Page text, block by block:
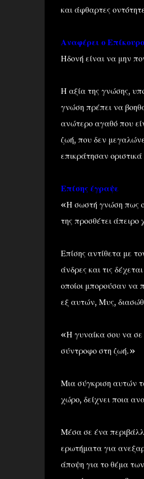
και άφθαρτες
Αναφέρει ο
Ηδονή είναι να μην
Η αξία της γνώσης,
γνώση πρέπει να
ανώτερο αγαθό που
ζωή, που δεν
επικράτησαν
Επίσης έγραψε
«Η σωστή γνώση πως ο
της προσθέτει
Επίσης αντίθετα με
άνδρες και τις
οποίοι μπορούσαν να
εξ αυτών, Μυς,
«Η γυναίκα σου να σε
σύντροφο στη ζωή.»
Μια σύγκριση αυτών
χώρο, δείχνει ποια
Μέσα σε ένα
ερωτήματα για
άποψη για το θέμα